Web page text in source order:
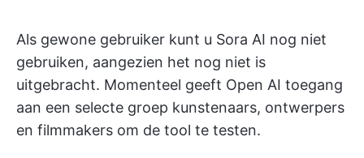
Als gewone gebruiker kunt u Sora AI nog niet
gebruiken, aangezien het nog niet is
uitgebracht. Momenteel geeft Open AI toegang
aan een selecte groep kunstenaars, ontwerpers
en filmmakers om de tool te testen.